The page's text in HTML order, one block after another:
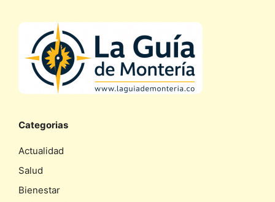
Categorias
Actualidad
Salud
Bienestar